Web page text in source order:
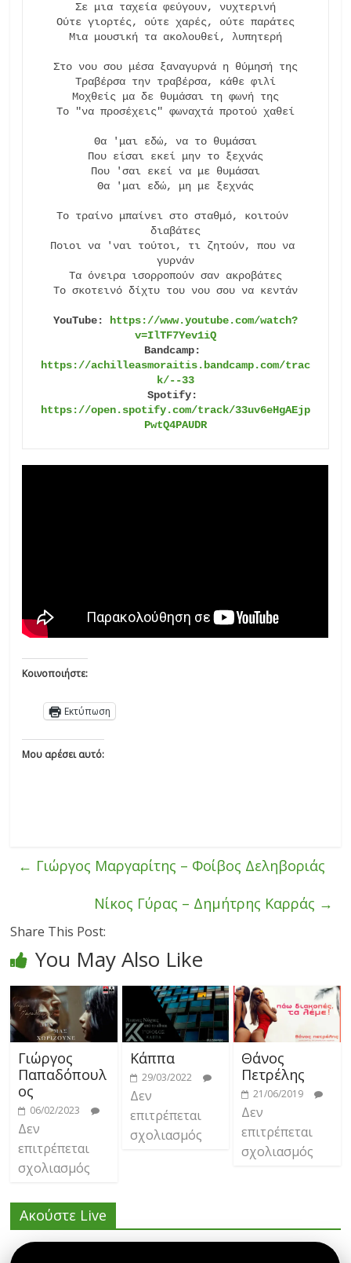
Σε μια ταχεία φεύγουν, νυχτερινή
Ούτε γιορτές, ούτε χαρές, ούτε παράτες
Μια μουσική τα ακολουθεί, λυπητερή
Στο νου σου μέσα ξαναγυρνά η θύμησή της
Τραβέρσα την τραβέρσα, κάθε φιλί
Μοχθείς μα δε θυμάσαι τη φωνή της
Το "να προσέχεις" φωναχτά προτού χαθεί
Θα 'μαι εδώ, να το θυμάσαι
Που είσαι εκεί μην το ξεχνάς
Που 'σαι εκεί να με θυμάσαι
Θα 'μαι εδώ, μη με ξεχνάς
Το τραίνο μπαίνει στο σταθμό, κοιτούν
διαβάτες
Ποιοι να 'ναι τούτοι, τι ζητούν, που να
γυρνάν
Τα όνειρα ισορροπούν σαν ακροβάτες
Το σκοτεινό δίχτυ του νου σου να κεντάν
YouTube: https://www.youtube.com/watch?
v=IlTF7Yev1iQ
https://achilleasmoraitis.bandcamp.com/trac
k/--33
https://open.spotify.com/track/33uv6eHgAEjp
PwtQ4PAUDR
Κοινοποιήστε:
Εκτύπωση
Μου αρέσει αυτό:
← Γιώργος Μαργαρίτης – Φοίβος Δεληβοριάς
Νίκος Γύρας – Δημήτρης Καρράς →
Share This Post:
You May Also Like
Γιώργος
Παπαδόπουλ
ος
06/02/2023
Δεν
επιτρέπεται
σχολιασμός
Κάππα
29/03/2022
Δεν
επιτρέπεται
σχολιασμός
Θάνος
Πετρέλης
21/06/2019
Δεν
επιτρέπεται
σχολιασμός
Ακούστε Live